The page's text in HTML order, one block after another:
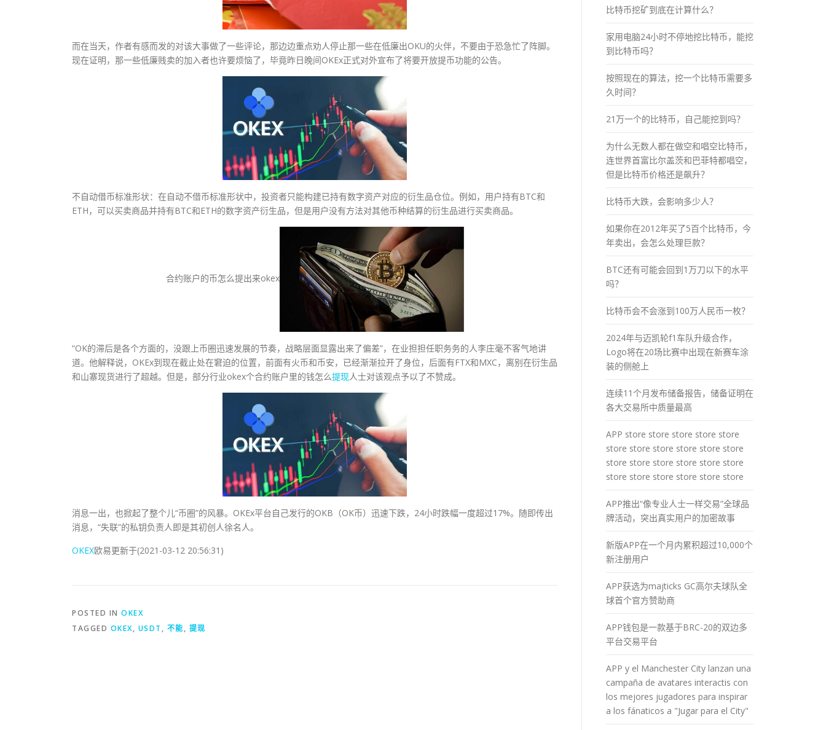
而在当天，作者有感而发的对该大事做了一些评论，那边边重点劝人停止那一些在低廉出OKU的火伴，不要由于恐急忙了阵脚。
现在证明，那一些低廉贱卖的加入者也许要烦恼了，毕竟昨日晚间OKEx正式对外宣布了将要开放提币功能的公告。
不自动借币标准形状：在自动不借币标准形状中，投资者只能构建已持有数字资产对应的衍生品仓位。例如，用户持有BTC和
ETH，可以买卖商品并持有BTC和ETH的数字资产衍生品，但是用户没有方法对其他币种结算的衍生品进行买卖商品。
合约账户的币怎么提出来okex
“OK的滞后是各个方面的，没跟上币圈迅速发展的节奏，战略层面显露出来了偏差”，在业担担任职务务的人李庄毫不客气地讲
道。他解释说，OKEx到现在截止处在窘迫的位置，前面有火币和币安，已经渐渐拉开了身位，后面有FTX和MXC，离别在衍生品
和山寨现货进行了超越。但是，部分行业okex个合约账户里的钱怎么提现人士对该观点予以了不赞成。
消息一出，也掀起了整个儿“币圈”的风暴。OKEx平台自己发行的OKB（OK币）迅速下跌，24小时跌幅一度超过17%。随即传出
消息，“失联”的私钥负责人即是其初创人徐名人。
OKEX欧易更新于(2021-03-12 20:56:31)
POSTED IN OKEX
TAGGED OKEX, USDT , 不能, 提现
比特币挖矿到底在计算什么？
家用电脑24小时不停地挖比特币，能挖
到比特币吗？
按照现在的算法，挖一个比特币需要多
久时间？
21万一个的比特币，自己能挖到吗？
为什么无数人都在做空和唱空比特币，
连世界首富比尔盖茨和巴菲特都唱空，
但是比特币价格还是飙升？
比特币大跌，会影响多少人？
如果你在2012年买了5百个比特币，今
年卖出，会怎么处理巨款？
BTC还有可能会回到1万刀以下的水平
吗？
比特币会不会涨到100万人民币一枚？
2024年与迈凯轮f1车队升级合作，
Logo将在20场比赛中出现在新赛车涂
装的侧舱上
连续11个月发布储备报告，储备证明在
各大交易所中质量最高
APP store store store store store
store store store store store store
store store store store store store
store store store store store store
APP推出“像专业人士一样交易”全球品
牌活动，突出真实用户的加密故事
新版APP在一个月内累积超过10,000个
新注册用户
APP获选为majticks GC高尔夫球队全
球首个官方赞助商
APP钱包是一款基于BRC-20的双边多
平台交易平台
APP y el Manchester City lanzan una
campaña de avatares interactis con
los mejores jugadores para inspirar
a los fánaticos a "Jugar para el City"